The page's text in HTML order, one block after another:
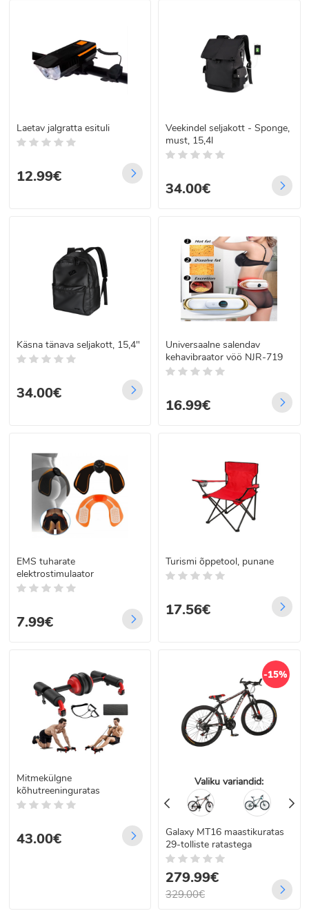
Laetav jalgratta esituli
12.99€
Veekindel seljakott - Sponge,
must, 15,4l
34.00€
Käsna tänava seljakott, 15,4"
34.00€
Universaalne salendav
kehavibraator vöö NJR-719
16.99€
EMS tuharate
elektrostimulaator
7.99€
Turismi õppetool, punane
17.56€
Mitmekülgne
kõhutreeninguratas
43.00€
-15%
Valiku variandid:
Galaxy MT16 maastikuratas
29-tolliste ratastega
279.99€
329.00€